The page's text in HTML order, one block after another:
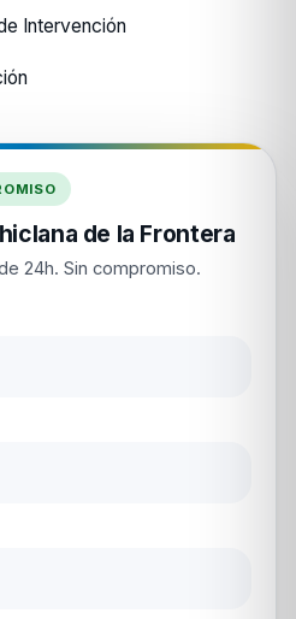
Intervención
de la Frontera
24h. Sin compromiso.